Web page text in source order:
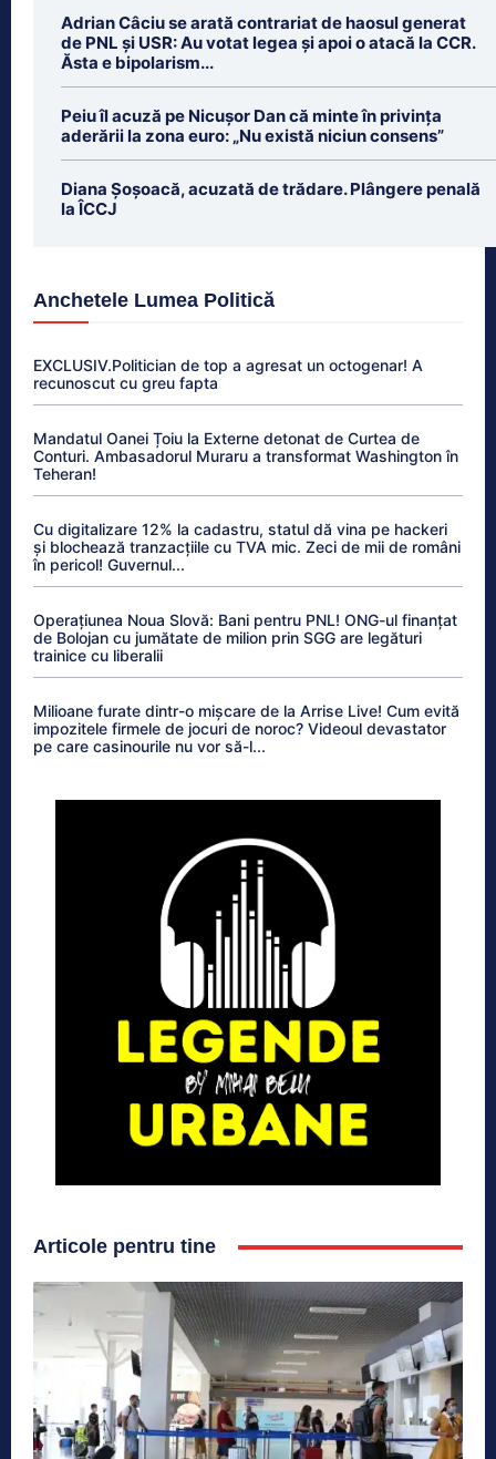
Adrian Câciu se arată contrariat de haosul generat
de PNL și USR: Au votat legea și apoi o atacă la CCR.
Ăsta e bipolarism...
Peiu îl acuză pe Nicușor Dan că minte în privința
aderării la zona euro: „Nu există niciun consens”
Diana Șoșoacă, acuzată de trădare. Plângere penală
la ÎCCJ
Anchetele Lumea Politică
EXCLUSIV.Politician de top a agresat un octogenar! A
recunoscut cu greu fapta
Mandatul Oanei Țoiu la Externe detonat de Curtea de
Conturi. Ambasadorul Muraru a transformat Washington în
Teheran!
Cu digitalizare 12% la cadastru, statul dă vina pe hackeri
și blochează tranzacțiile cu TVA mic. Zeci de mii de români
în pericol! Guvernul...
Operațiunea Noua Slovă: Bani pentru PNL! ONG-ul finanțat
de Bolojan cu jumătate de milion prin SGG are legături
trainice cu liberalii
Milioane furate dintr-o mișcare de la Arrise Live! Cum evită
impozitele firmele de jocuri de noroc? Videoul devastator
pe care casinourile nu vor să-l...
Articole pentru tine